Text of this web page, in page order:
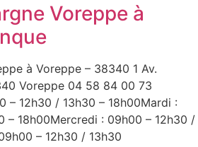
Voreppe à
à Voreppe – 38340 1 Av.
Voreppe 04 58 84 00 73
– 12h30 / 13h30 – 18h00Mardi :
– 18h00Mercredi : 09h00 – 12h30 /
– 12h30 / 13h30